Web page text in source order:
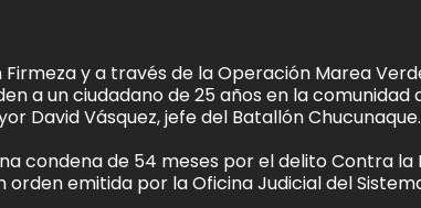
Firmeza y a través de la Operación Marea
a un ciudadano de 25 años en la comunidad
David Vásquez, jefe del Batallón Chucunaque.
condena de 54 meses por el delito Contra
orden emitida por la Oficina Judicial del